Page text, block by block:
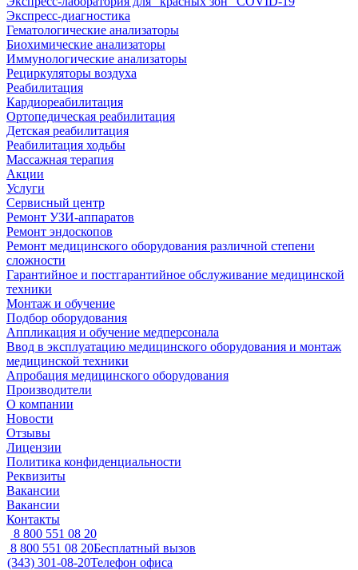
Экспресс-диагностика
Гематологические анализаторы
Биохимические анализаторы
Иммунологические анализаторы
Рециркуляторы воздуха
Реабилитация
Кардиореабилитация
Ортопедическая реабилитация
Детская реабилитация
Реабилитация ходьбы
Массажная терапия
Акции
Услуги
Сервисный центр
Ремонт УЗИ-аппаратов
Ремонт эндоскопов
Ремонт медицинского оборудования различной степени
сложности
Гарантийное и постгарантийное обслуживание медицинской
техники
Монтаж и обучение
Подбор оборудования
Аппликация и обучение медперсонала
Ввод в эксплуатацию медицинского оборудования и монтаж
медицинской техники
Апробация медицинского оборудования
Производители
О компании
Новости
Отзывы
Лицензии
Политика конфиденциальности
Реквизиты
Вакансии
Вакансии
Контакты
8 800 551 08 20
8 800 551 08 20Бесплатный вызов
(343) 301-08-20Телефон офиса